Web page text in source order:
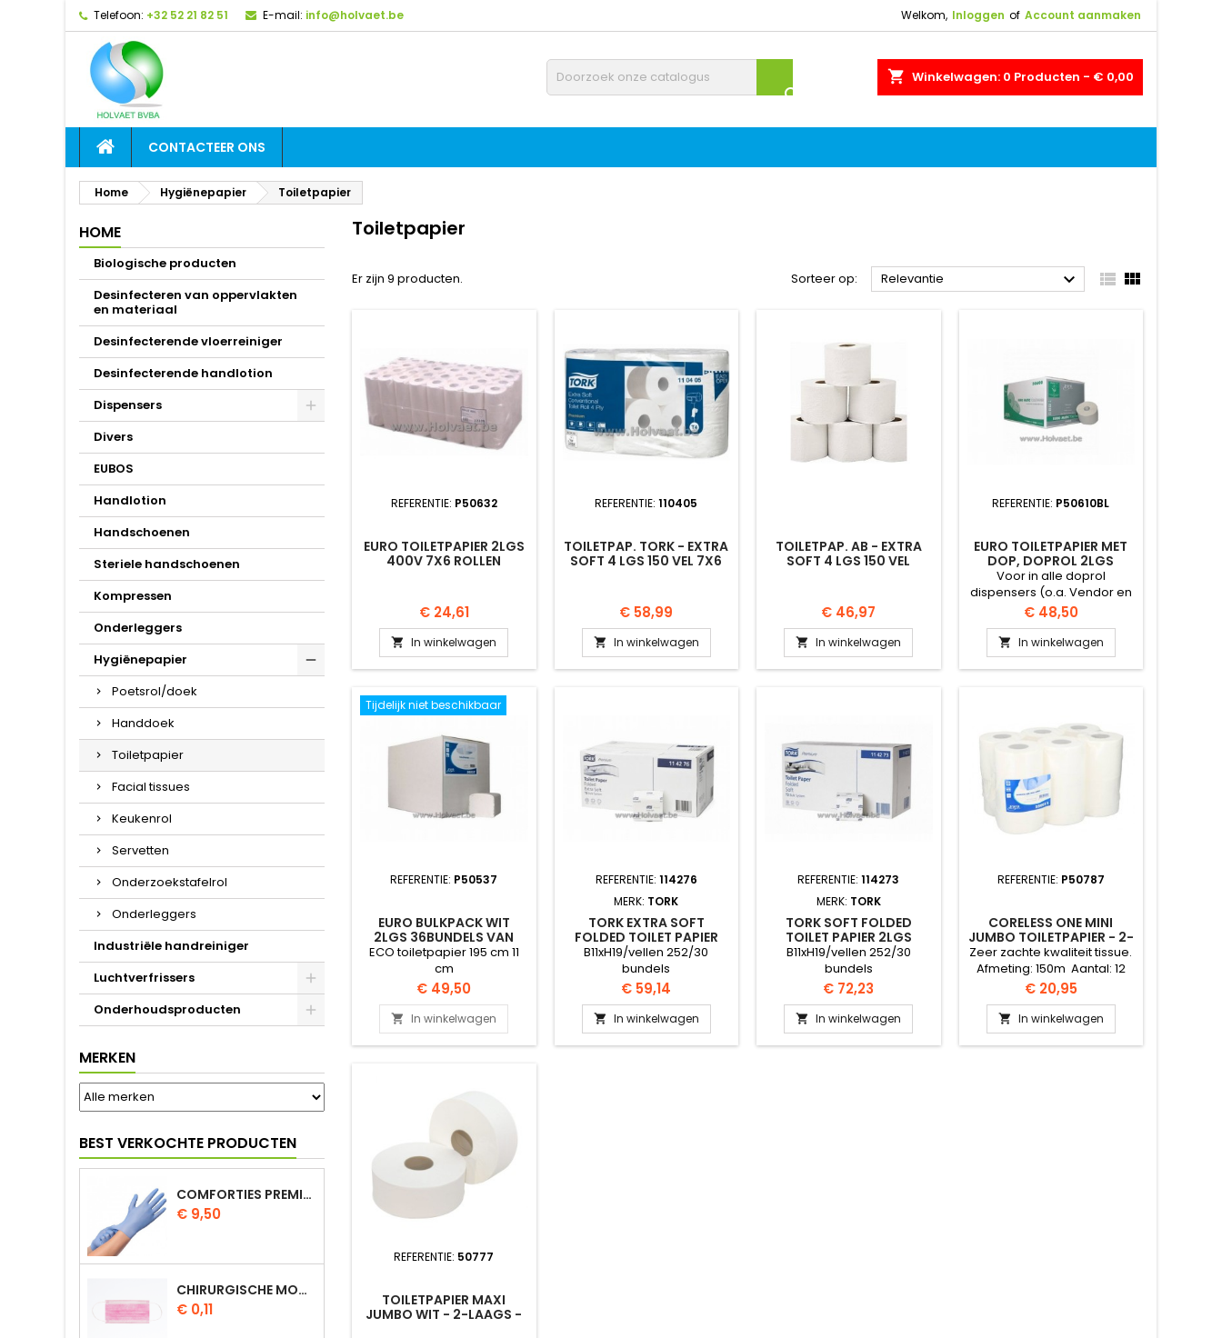
Telefoon: +32 52 21 82 51 E-mail: info@holvaet.be Welkom, Inloggen of Account aanmaken
shopping_cart Winkelwagen: 0 Producten - € 0,00

CONTACTEER ONS
Home Hygiënepapier Toiletpapier
HOME
Biologische producten
Desinfecteren van oppervlakten
en materiaal
Desinfecterende vloerreiniger
Desinfecterende handlotion
Dispensers
Divers
EUBOS
Handlotion
Handschoenen
Steriele handschoenen
Kompressen
Onderleggers
Hygiënepapier
Poetsrol/doek
Handdoek
Toiletpapier
Facial tissues
Keukenrol
Servetten
Onderzoekstafelrol
Onderleggers
Industriële handreiniger
Luchtverfrissers
Onderhoudsproducten
MERKEN
BEST VERKOCHTE PRODUCTEN
COMFORTIES PREMIUM NITRIL HANDSCHOENEN 100ST.
Prijs
€ 9,50
CHIRURGISCHE MONDMASKER: WIT-M01/BLAUW-M02 / ROOS-M03 / GROEN-M04
Prijs
€ 0,11
Toiletpapier
Er zijn 9 producten. Sorteer op: Relevantie   
REFERENTIE: P50632
EURO TOILETPAPIER 2LGS
400V 7X6 ROLLEN
Prijs
€ 24,61
 In winkelwagen
REFERENTIE:110405
TOILETPAP. TORK - EXTRA
SOFT 4 LGS 150 VEL 7X6
Prijs
€ 58,99
 In winkelwagen
TOILETPAP. AB - EXTRA
SOFT 4 LGS 150 VEL
Prijs
€ 46,97
 In winkelwagen
REFERENTIE: P50610BL
EURO TOILETPAPIER MET
DOP, DOPROL 2LGS
Voor in alle doprol
dispensers (o.a. Vendor en
Katrin) 100m 36rollen in
doos
Prijs
€ 48,50
 In winkelwagen
Tijdelijk niet beschikbaar
REFERENTIE: P50537
EURO BULKPACK WIT
2LGS 36BUNDELS VAN
250VEL
ECO toiletpapier 195 cm 11
cm
Prijs
€ 49,50
 In winkelwagen
REFERENTIE: 114276
MERK: TORK
TORK EXTRA SOFT
FOLDED TOILET PAPIER
2LGS
B11xH19/vellen 252/30
bundels
Prijs
€ 59,14
 In winkelwagen
REFERENTIE:114273
MERK: TORK
TORK SOFT FOLDED
TOILET PAPIER 2LGS
B11xH19/vellen 252/30
bundels
Prijs
€ 72,23
 In winkelwagen
REFERENTIE: P50787
CORELESS ONE MINI
JUMBO TOILETPAPIER - 2-
LAAGS
Zeer zachte kwaliteit tissue.
Afmeting: 150m Aantal: 12
rollen per pak
Prijs
€ 20,95
 In winkelwagen
REFERENTIE: 50777
TOILETPAPIER MAXI
JUMBO WIT - 2-LAAGS -